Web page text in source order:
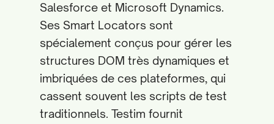
Salesforce et Microsoft Dynamics.
Ses Smart Locators sont
spécialement conçus pour gérer les
structures DOM très dynamiques et
imbriquées de ces plateformes, qui
cassent souvent les scripts de test
traditionnels. Testim fournit